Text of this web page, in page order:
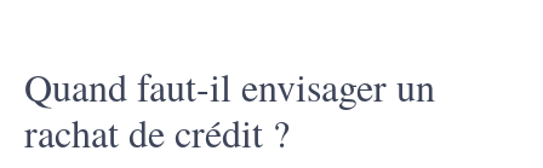
Quand faut-il envisager un
rachat de crédit ?